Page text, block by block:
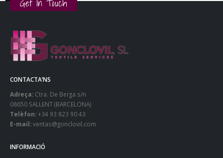
CONTACTA’NS
Adreça: Ctra. De Berga s/n
08650 SALLENT (BARCELONA)
Telèfon:+34 93 823 90 43
E-mail:ventas@gonclovil.com
INFORMACIÓ